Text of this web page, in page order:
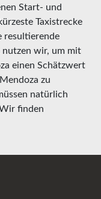
Start- und
Taxistrecke
resultierende
nutzen wir, um mit
einen Schätzwert
zu
natürlich
finden